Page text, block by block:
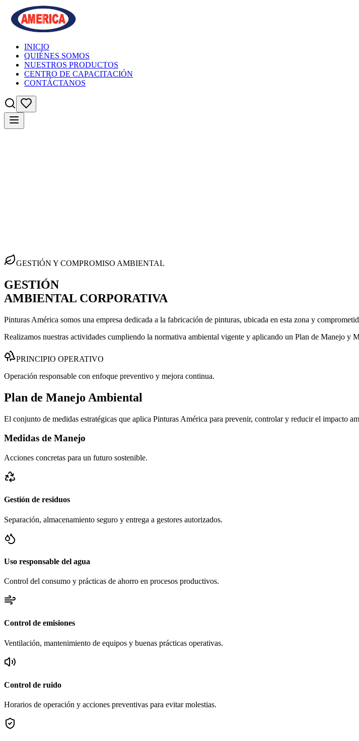
INICIO
QUIÉNES SOMOS
NUESTROS PRODUCTOS
CENTRO DE CAPACITACIÓN
CONTÁCTANOS
GESTIÓN Y COMPROMISO AMBIENTAL
GESTIÓN
AMBIENTAL CORPORATIVA
Pinturas América somos una empresa dedicada a la fabricación de pinturas, ubicada en esta zona y
Realizamos nuestras actividades cumpliendo la normativa ambiental vigente y aplicando un Plan de Manejo y
PRINCIPIO OPERATIVO
Operación responsable con enfoque preventivo y mejora continua.
Plan de Manejo Ambiental
El conjunto de medidas estratégicas que aplica Pinturas América para prevenir, controlar y reducir el impacto
Medidas de Manejo
Acciones concretas para un futuro sostenible.
Gestión de residuos
Separación, almacenamiento seguro y entrega a gestores autorizados.
Uso responsable del agua
Control del consumo y prácticas de ahorro en procesos productivos.
Control de emisiones
Ventilación, mantenimiento de equipos y buenas prácticas operativas.
Control de ruido
Horarios de operación y acciones preventivas para evitar molestias.